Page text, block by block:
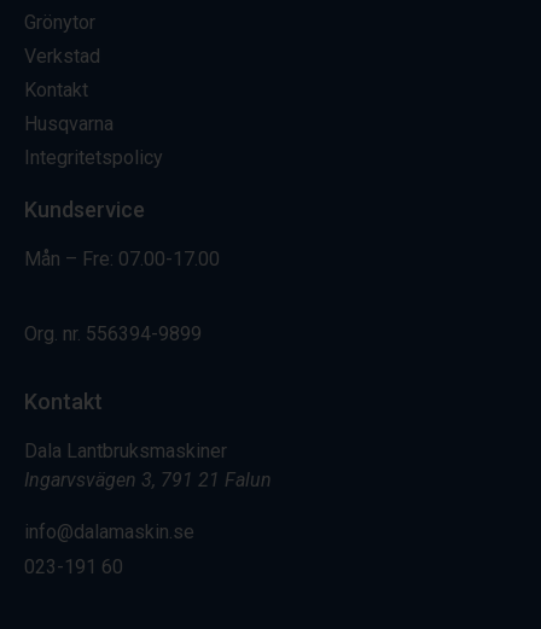
Grönytor
Verkstad
Kontakt
Husqvarna
Integritetspolicy
Kundservice
Mån – Fre: 07.00-17.00
Org. nr. 556394-9899
Kontakt
Dala Lantbruksmaskiner
Ingarvsvägen 3, 791 21 Falun
info@dalamaskin.se
023-191 60